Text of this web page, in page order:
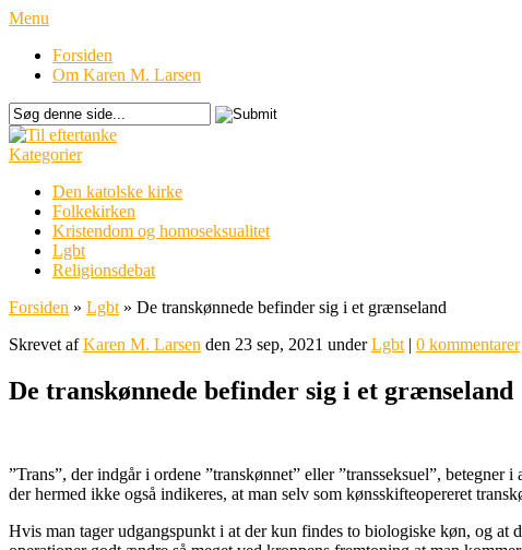
Menu
Forsiden
Om Karen M. Larsen
Kategorier
Den katolske kirke
Folkekirken
Kristendom og homoseksualitet
Lgbt
Religionsdebat
Forsiden » Lgbt » De transkønnede befinder sig i et grænseland
Skrevet afKaren M. Larsen den 23 sep, 2021 underLgbt | 0 kommentarer
De transkønnede befinder sig i et grænseland
”Trans”, der indgår i ordene ”transkønnet” eller ”transseksuel”,
der hermed ikke også indikeres, at man selv som kønsskifteopereret
Hvis man tager udgangspunkt i at der kun findes to biologiske køn, og